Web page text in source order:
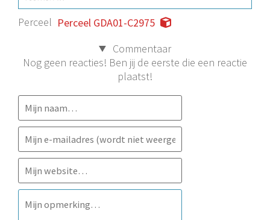
Perceel Perceel GDA01-C2975
Commentaar
Nog geen reacties! Ben jij de eerste die een reactie
plaatst!